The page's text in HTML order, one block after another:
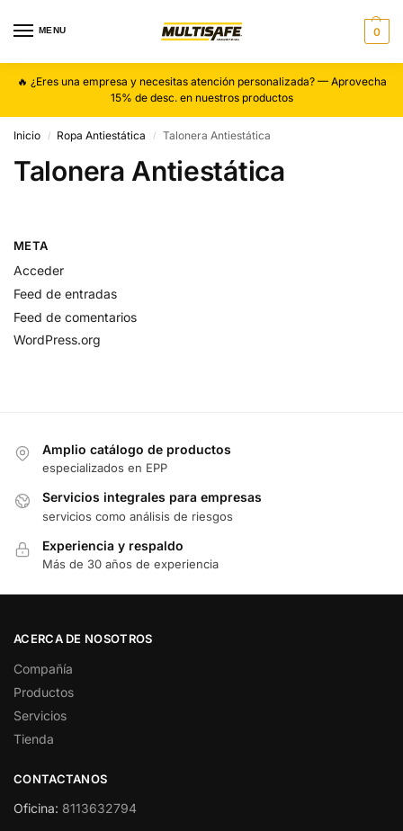
MENU 0
🔥 ¿Eres una empresa y necesitas atención personalizada? — Aprovecha
15% de desc. en nuestros productos
Inicio / Ropa Antiestática / Talonera Antiestática
Talonera Antiestática
META
Acceder
Feed de entradas
Feed de comentarios
WordPress.org
Amplio catálogo de productos
especializados en EPP
Servicios integrales para empresas
servicios como análisis de riesgos
Experiencia y respaldo
Más de 30 años de experiencia
ACERCA DE NOSOTROS
Compañía
Productos
Servicios
Tienda
CONTACTANOS
Oficina: 8113632794